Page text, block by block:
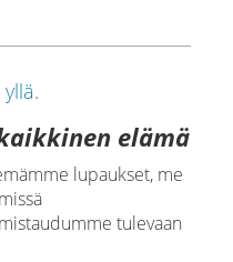
elämä
lupaukset, me
tulevaan